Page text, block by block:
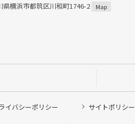
横浜市都筑区川和町1746-2 Map
イバシーポリシー サイトポリシー
業の予約